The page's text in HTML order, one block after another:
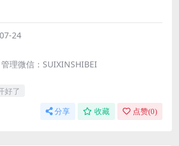
24
理微信：SUIXINSHIBEI
好了
分享 收藏 点赞(0)